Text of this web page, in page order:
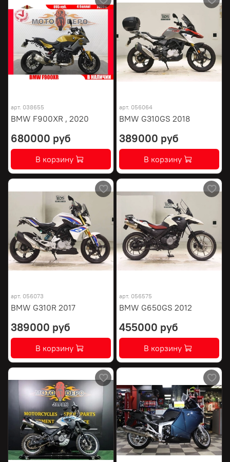
арт. 038655
BMW F900XR , 2020
680000 руб
В корзину
арт. 056064
BMW G310GS 2018
389000 руб
В корзину
арт. 056073
BMW G310R 2017
389000 руб
В корзину
арт. 056575
BMW G650GS 2012
455000 руб
В корзину